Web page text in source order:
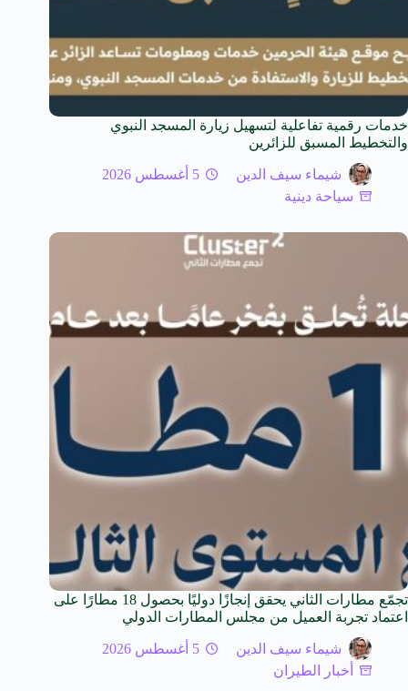
خدمات رقمية تفاعلية لتسهيل زيارة المسجد النبوي
والتخطيط المسبق للزائرين
شيماء سيف الدين
5 أغسطس 2026
سياحة دينية
تجمّع مطارات الثاني يحقق إنجازًا دوليًا بحصول 18 مطارًا على
اعتماد تجربة العميل من مجلس المطارات الدولي
شيماء سيف الدين
5 أغسطس 2026
أخبار الطيران